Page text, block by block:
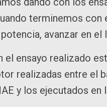
terminemos
avanzar en
el ensayo realizado
realizadas entre el
y los ejecutados en